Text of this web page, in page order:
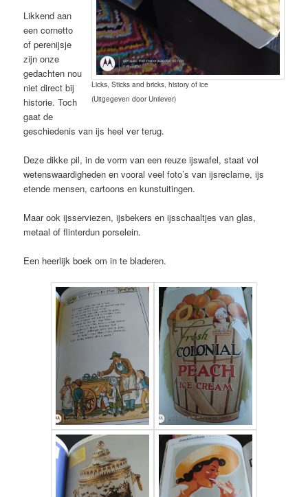
Licks, Sticks and bricks, history of ice
(Uitgegeven door Unilever)
Likkend aan
een cornetto
of perenijsje
zijn onze
gedachten nou
niet direct bij
historie. Toch
gaat de
geschiedenis van ijs heel ver terug.
Deze dikke pil, in de vorm van een reuze ijswafel, staat vol
wetenswaardigheden en vooral veel foto’s van ijsreclame, ijs
etende mensen, cartoons en kunstuitingen.
Maar ook ijsserviezen, ijsbekers en ijsschaaltjes van glas,
metaal of flinterdun porselein.
Een heerlijk boek om in te bladeren.